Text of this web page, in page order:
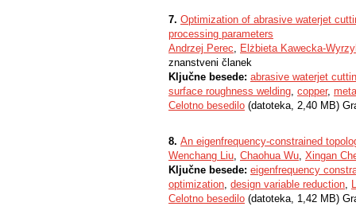
7. Optimization of abrasive waterjet
processing parameters
Andrzej Perec, Elżbieta Kawecka-
znanstveni članek
Ključne besede: abrasive waterjet
surface roughness welding, copper,
Celotno besedilo (datoteka, 2,40 MB)
8. An eigenfrequency-constrained
Wenchang Liu, Chaohua Wu, Xingan
Ključne besede: eigenfrequency
optimization, design variable reduction,
Celotno besedilo (datoteka, 1,42 MB)